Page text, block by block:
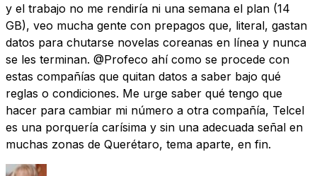
y el trabajo no me rendiría ni una semana el plan (14
GB), veo mucha gente con prepagos que, literal, gastan
datos para chutarse novelas coreanas en línea y nunca
se les terminan. @Profeco ahí como se procede con
estas compañías que quitan datos a saber bajo qué
reglas o condiciones. Me urge saber qué tengo que
hacer para cambiar mi número a otra compañía, Telcel
es una porquería carísima y sin una adecuada señal en
muchas zonas de Querétaro, tema aparte, en fin.